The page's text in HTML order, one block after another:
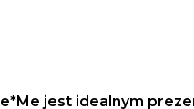
jest idealnym